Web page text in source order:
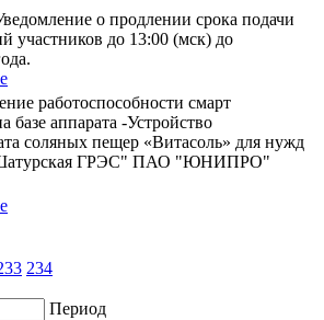
о продлении срока подачи
участников до 13:00 (мск) до
работоспособности смарт
базе аппарата -Устройство
соляных пещер «Витасоль» для нужд
ГРЭС" ПАО "ЮНИПРО"
234
Период